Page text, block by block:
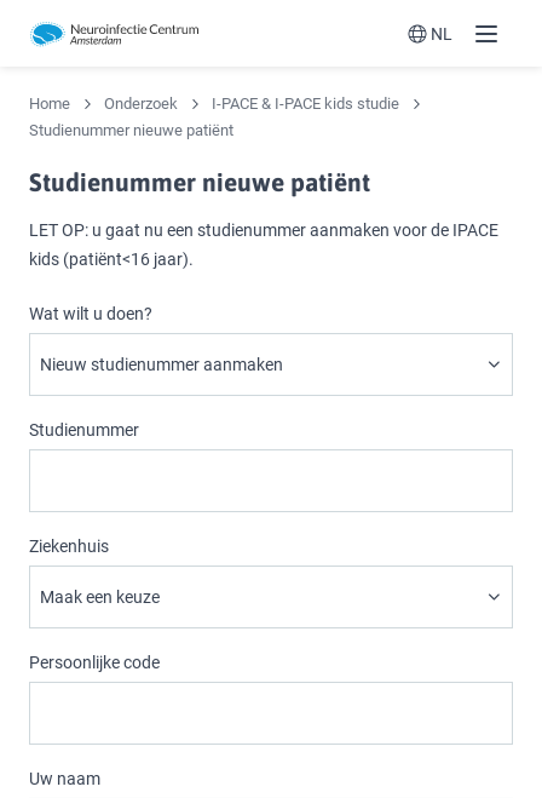
Menu
NL
Switch
Home Onderzoek
I-PACE & I-PACE kids studie
Studienummer nieuwe patiënt
Studienummer nieuwe patiënt
LET OP: u gaat nu een studienummer aanmaken voor de IPACE
kids (patiënt<16 jaar).
Wat wilt u doen?
Studienummer
Ziekenhuis
Persoonlijke code
Uw naam